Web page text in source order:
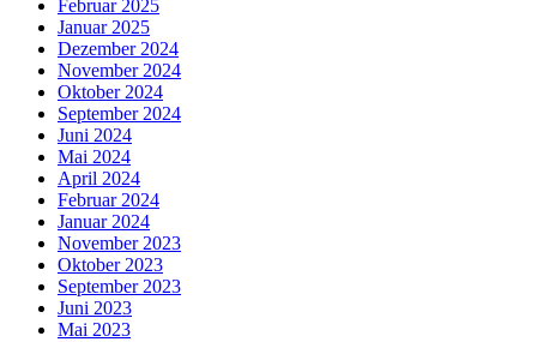
Februar 2025
Januar 2025
Dezember 2024
November 2024
Oktober 2024
September 2024
Juni 2024
Mai 2024
April 2024
Februar 2024
Januar 2024
November 2023
Oktober 2023
September 2023
Juni 2023
Mai 2023